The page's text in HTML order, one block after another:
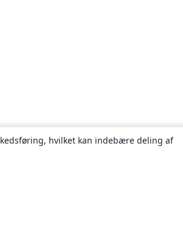
hvilket kan indebære deling af